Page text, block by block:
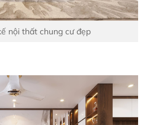
nội thất chung cư đẹp